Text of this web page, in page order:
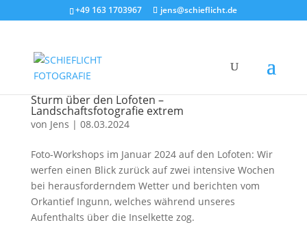
+49 163 1703967 jens@schieflicht.de
Sturm über den Lofoten –
Landschaftsfotografie extrem
von Jens | 08.03.2024
Foto-Workshops im Januar 2024 auf den Lofoten: Wir
werfen einen Blick zurück auf zwei intensive Wochen
bei herausforderndem Wetter und berichten vom
Orkantief Ingunn, welches während unseres
Aufenthalts über die Inselkette zog.